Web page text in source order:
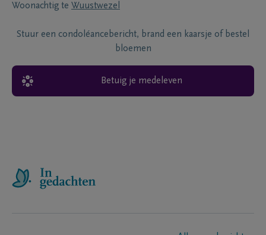
Woonachtig te Wuustwezel
Stuur een condoléancebericht, brand een kaarsje of bestel
bloemen
Betuig je medeleven